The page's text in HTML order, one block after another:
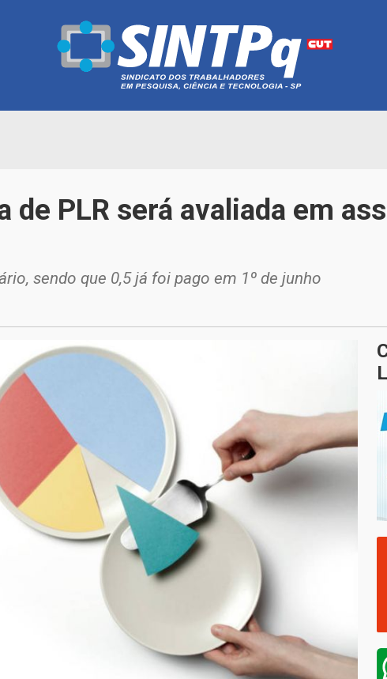
de PLR será avaliada em
sendo que 0,5 já foi pago em 1º de junho